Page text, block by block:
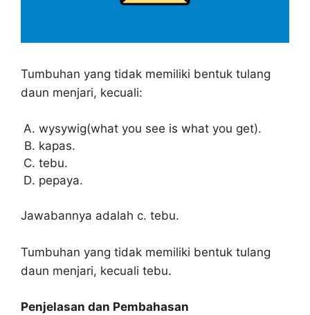
Tumbuhan yang tidak memiliki bentuk tulang
daun menjari, kecuali:
wysywig(what you see is what you get).
kapas.
tebu.
pepaya.
Jawabannya adalah c. tebu.
Tumbuhan yang tidak memiliki bentuk tulang
daun menjari, kecuali tebu.
Penjelasan dan Pembahasan